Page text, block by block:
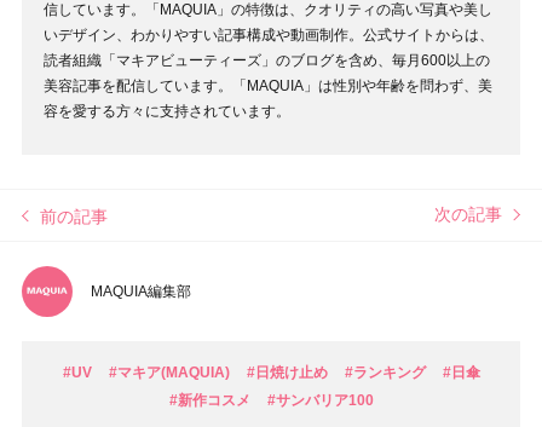
信しています。「MAQUIA」の特徴は、クオリティの高い写真や美し
いデザイン、わかりやすい記事構成や動画制作。公式サイトからは、
読者組織「マキアビューティーズ」のブログを含め、毎月600以上の
美容記事を配信しています。「MAQUIA」は性別や年齢を問わず、美
容を愛する方々に支持されています。
前の記事 次の記事
MAQUIA編集部
#UV #マキア(MAQUIA) #日焼け止め #ランキング
#日傘
#新作コスメ
#サンバリア100